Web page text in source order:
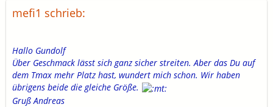
mefi1 schrieb:
Hallo Gundolf
Über Geschmack lässt sich ganz sicher streiten. Aber das Du auf
dem Tmax mehr Platz hast, wundert mich schon. Wir haben
übrigens beide die gleiche Größe.
Gruß Andreas